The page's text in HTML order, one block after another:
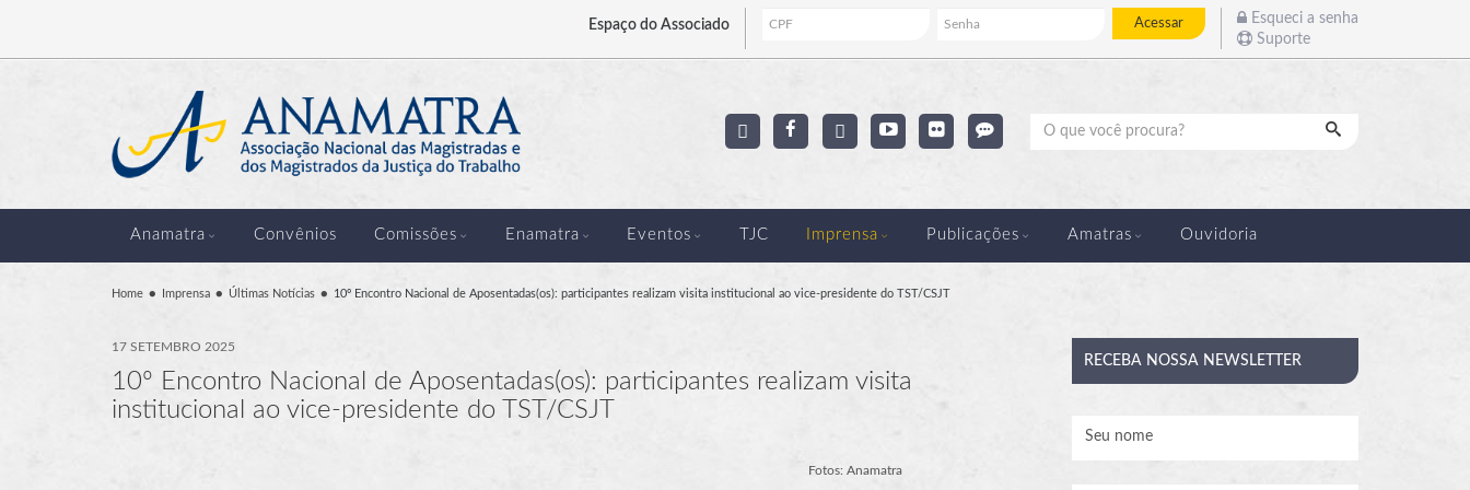
Espaço do Associado Acessar
Esqueci a senha
Suporte
Pesquisar
Anamatra Convênios Comissões Enamatra Eventos TJC Imprensa Publicações Amatras Ouvidoria
Home Imprensa Últimas Notícias 10º Encontro Nacional de Aposentadas(os): participantes realizam visita institucional ao vice-presidente do TST/CSJT
17 SETEMBRO 2025
10º Encontro Nacional de Aposentadas(os): participantes realizam visita
institucional ao vice-presidente do TST/CSJT
Fotos: Anamatra
RECEBA NOSSA NEWSLETTER